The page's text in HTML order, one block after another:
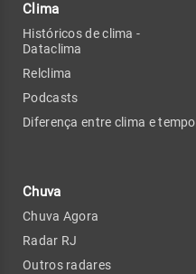
Clima
Históricos de clima -
Dataclima
Relclima
Podcasts
Diferença entre clima e tempo
Chuva
Chuva Agora
Radar RJ
Outros radares